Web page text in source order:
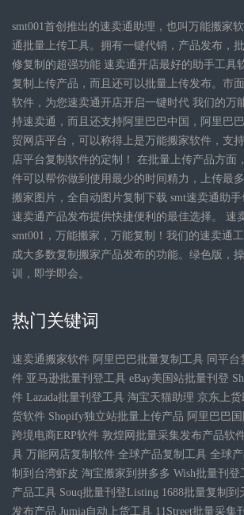
smt001首创推出的速卖通助理，也叫万能搬家
通批量上传工具。拥有一键代销，产品发布，
修复制的超强功能 速卖通开店最好的助手工具
复制上传产品，而且还可以批量上传发布。市
软件，为您速卖通开店开启一键时代 我们的万
持速卖通，而且还支持阿里巴巴中国，阿里巴
贸网店平台，可以称得上是万能搬家软件，支持
店平台复制软件的定制！ 在批量上传产品方面
件可以帮你做到使用最少的时间精力，上传最
搬家图片，全自动图片复制下载 smt速卖通助
速卖通产品发布提供快捷便利的最佳选择。 速
smt001，万能搬家，万能复制！我们的速卖通
成大多数复制搬家产品发布的功能。绿色版，
训，即学即会。
热门关键词
速卖通搬家软件 阿里巴巴批量复制工具 同平
件 亚马逊批量刊登工具 eBay美国站批量刊登
件 Lazada批量刊登工具 淘宝天猫助理 京东上
货软件 Shopify独立站批量上传产品 阿里巴巴
跨境电商ERP软件 敦煌网批量采集发布产品软
具 万能网店复制软件 全球产品复制工具 全球
制到台湾虾皮 淘宝搬家到拼多多 Wish批量刊
产品工具 Souq批量刊登Listing 1688批量复制到
发布产品 Jumia自动上货工具 11Street批量采集